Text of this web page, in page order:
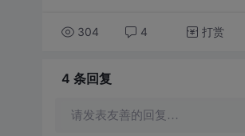
304 4 打赏
4 条回复
请发表友善的回复…